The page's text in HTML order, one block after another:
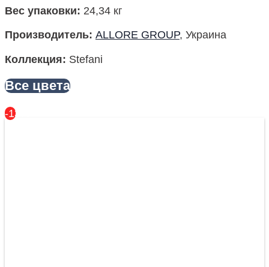
Вес упаковки: 24,34 кг
Производитель: ALLORE GROUP, Украина
Коллекция: Stefani
Все цвета
-13%